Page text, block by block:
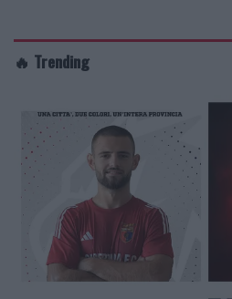
🔥 Trending